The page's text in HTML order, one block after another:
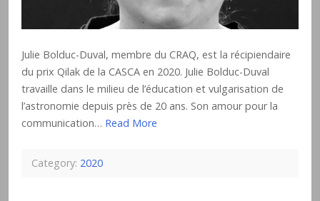
Julie Bolduc-Duval, membre du CRAQ, est la récipiendaire
du prix Qilak de la CASCA en 2020. Julie Bolduc-Duval
travaille dans le milieu de l’éducation et vulgarisation de
l’astronomie depuis près de 20 ans. Son amour pour la
communication… Read More
Category: 2020